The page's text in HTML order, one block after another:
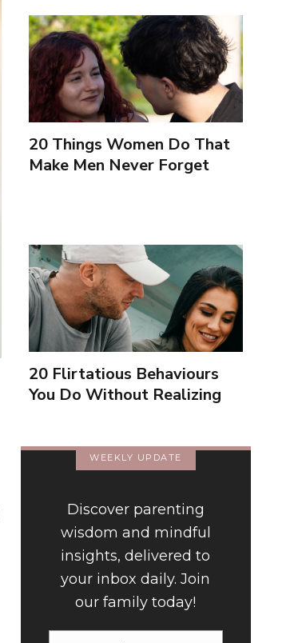
20 Things Women Do That
Make Men Never Forget
20 Flirtatious Behaviours
You Do Without Realizing
WEEKLY UPDATE
Discover parenting
wisdom and mindful
insights, delivered to
your inbox daily. Join
our family today!